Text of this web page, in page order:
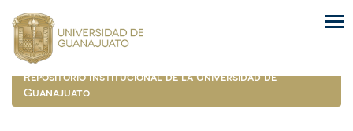
navigation
Repositorio Institucional de la Universidad de
Guanajuato